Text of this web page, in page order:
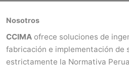
Nosotros
CCIMA ofrece soluciones de
fabricación e implementación de
estrictamente la Normativa